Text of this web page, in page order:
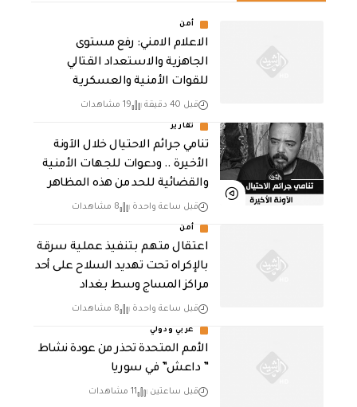
أمن
الاعلام الامني: رفع مستوى
الجاهزية والاستعداد القتالي
للقوات الأمنية والعسكرية
قبل 40 دقيقة 19 مشاهدات
تقارير
تنامي جرائم الاحتيال خلال الآونة
الأخيرة .. ودعوات للجهات الأمنية
والقضائية للحد من هذه المظاهر
قبل ساعة واحدة 8 مشاهدات
أمن
اعتقال متهم بتنفيذ عملية سرقة
بالإكراه تحت تهديد السلاح على أحد
مراكز المساج وسط بغداد
قبل ساعة واحدة 8 مشاهدات
عربي ودولي
الأمم المتحدة تحذر من عودة نشاط
” داعش” في سوريا
قبل ساعتين 11 مشاهدات